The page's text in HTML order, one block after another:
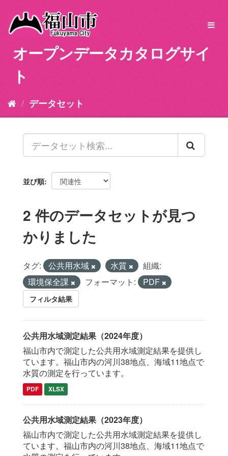
オープンデータカタログサイ
ト
データセット
並び順
2 件のデータセットが見つ
かりました
タグ: 公共用水域 水質
組織:
環境保全課
フォーマット: PDF
フィルタ結果
公共用水域測定結果（2024年度）
福山市内で測定した公共用水域測定結果を提供し
ています。福山市内の河川38地点、海域11地点で
水質の測定を行っています。
PDF XLSX
公共用水域測定結果（2023年度）
福山市内で測定した公共用水域測定結果を提供し
ています。福山市内の河川38地点、海域11地点で